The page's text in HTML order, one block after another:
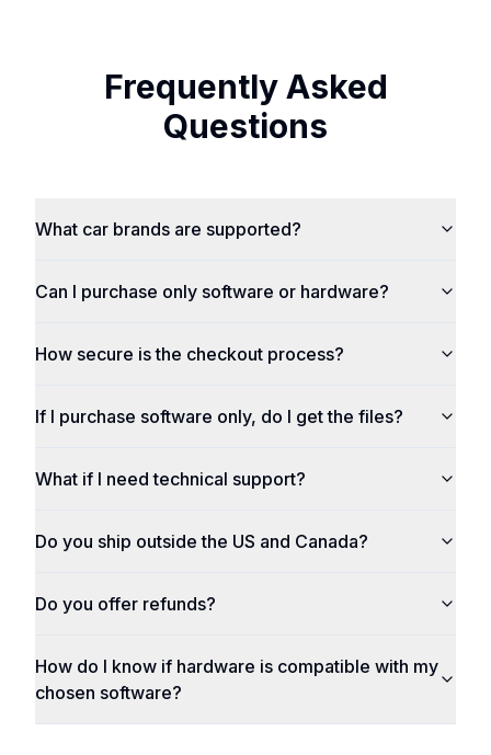
Frequently Asked
Questions
What car brands are supported?
Can I purchase only software or hardware?
How secure is the checkout process?
If I purchase software only, do I get the files?
What if I need technical support?
Do you ship outside the US and Canada?
Do you offer refunds?
How do I know if hardware is compatible with my
chosen software?